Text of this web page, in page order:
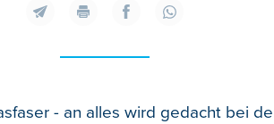
- an alles wird gedacht bei